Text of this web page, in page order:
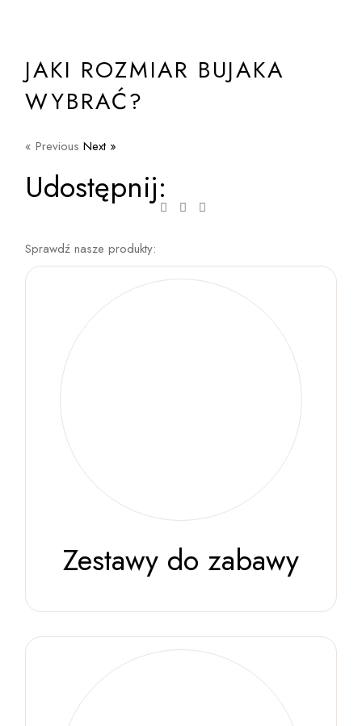
JAKI ROZMIAR BUJAKA
WYBRAĆ?
« Previous Next »
Udostępnij:
Sprawdź nasze produkty:
Zestawy do zabawy